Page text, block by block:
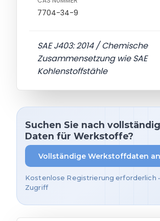
7704-34-9
SAE J403: 2014 / Chemische
Zusammensetzung wie SAE
Kohlenstoffstähle
Suchen Sie nach
Daten für Werkstoffe?
Vollständige Werkstoffdaten
Kostenlose Registrierung erforderlich
Zugriff